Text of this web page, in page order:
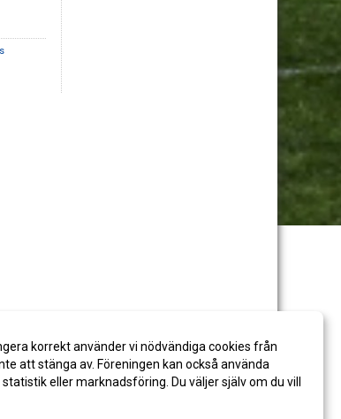
korrekt använder vi nödvändiga cookies från
att stänga av. Föreningen kan också använda
eller marknadsföring. Du väljer själv om du vill